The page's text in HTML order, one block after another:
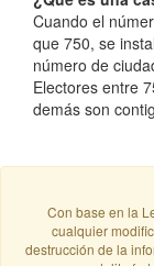
Cuando el
que 750, se
número de
Electores entre
demás son
Con base en la
cualquier
destrucción de la